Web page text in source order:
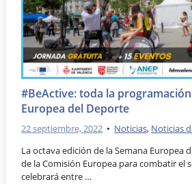
#BeActive: toda la
Europea del Deporte
22 septiembre, 2022 • Noticias, Noticias
La octava edición de la Semana Europea
de la Comisión Europea para combatir el
celebrará entre …